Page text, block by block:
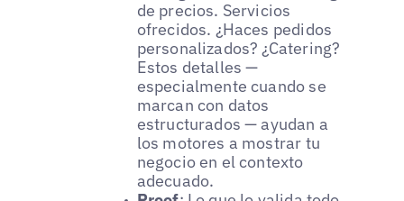
de precios. Servicios
ofrecidos. ¿Haces pedidos
personalizados? ¿Catering?
Estos detalles —
especialmente cuando se
marcan con datos
estructurados — ayudan a
los motores a mostrar tu
negocio en el contexto
adecuado.